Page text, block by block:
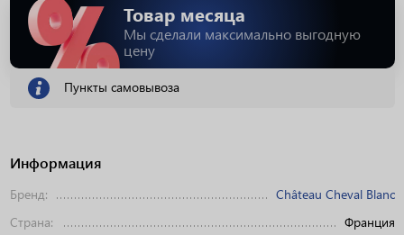
Информация
Бренд:
Château Cheval Blanc
Страна:
Франция
Товар месяца
Мы сделали максимально выгодную
цену
Пункты самовывоза